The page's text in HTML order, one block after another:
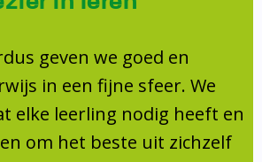
op school
en Gezin
opvang
(AC)
(MR)
geven we goed en
in een fijne sfeer. We
elke leerling nodig heeft en
om het beste uit zichzelf